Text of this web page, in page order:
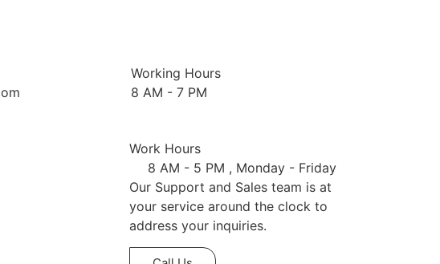
Working Hours
8 AM - 7 PM
Work Hours
8 AM - 5 PM , Monday - Friday
Our Support and Sales team is at
your service around the clock to
address your inquiries.